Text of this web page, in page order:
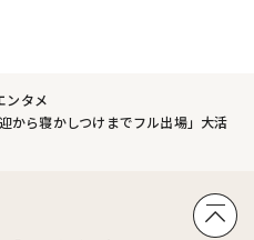
ンタメ
から寝かしつけまでフル出場」大活